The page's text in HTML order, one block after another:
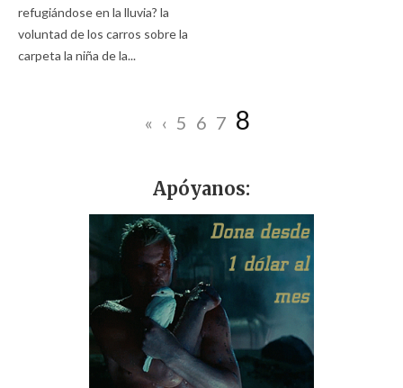
refugiándose en la lluvia? la
voluntad de los carros sobre la
carpeta la niña de la...
« ‹ 5 6 7 8
Apóyanos: